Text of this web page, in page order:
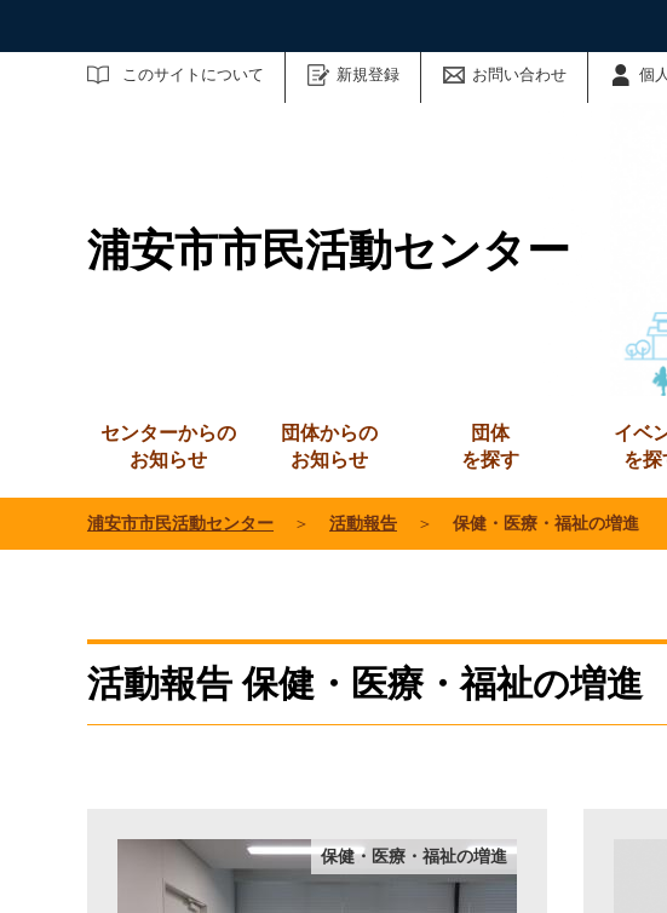
このサイトについて 新規登録 お問い合わせ 個
サイト内検索
浦安市市民活動センター
センターからの
お知らせ
団体からの
お知らせ
団体
を探す
イベ
を探
浦安市市民活動センター ＞ 活動報告 ＞ 保健・医療・福祉の増進
活動報告 保健・医療・福祉の増進
保健・医療・福祉の増進